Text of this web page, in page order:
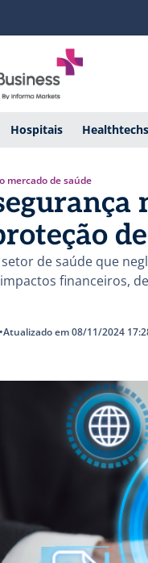
Hospitais Healthtechs
mercado de saúde
de saúde que
financeiros,
•Atualizado em 08/11/2024